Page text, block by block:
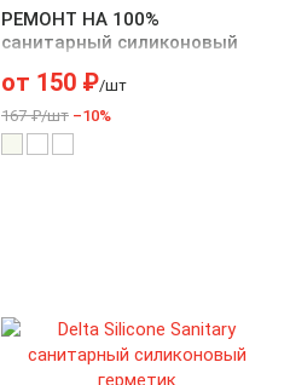
РЕМОНТ НА 100%
cанитарный силиконовый
от 150 ₽/шт
167 ₽/шт –10%